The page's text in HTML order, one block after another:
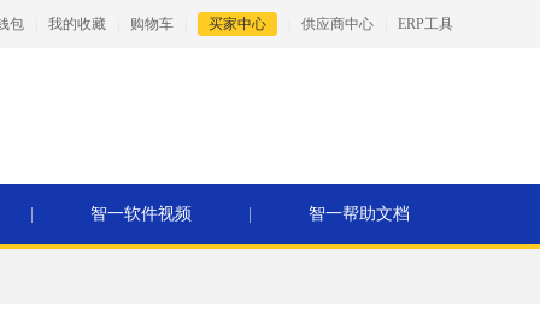
包 我的收藏 购物车 买家中心 供应商中心 ERP工具
智一软件视频 智一帮助文档